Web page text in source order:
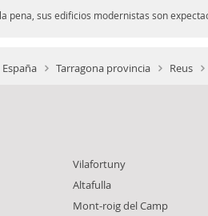
pena, sus edificios modernistas son
España Tarragona provincia Reus
Vilafortuny
Altafulla
Mont-roig del Camp